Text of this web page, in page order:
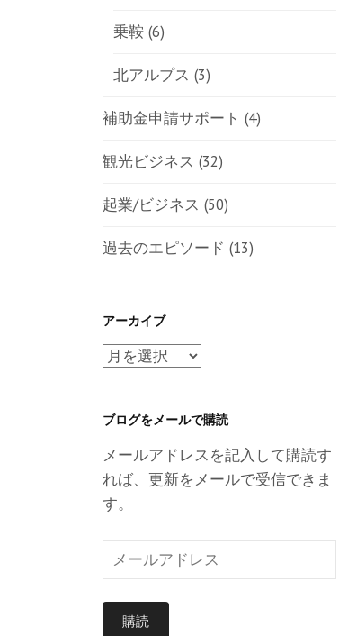
乗鞍 (6)
北アルプス (3)
補助金申請サポート (4)
観光ビジネス (32)
起業/ビジネス (50)
過去のエピソード (13)
アーカイブ
ア
イ
ブ
ブログをメールで購読
メールアドレスを記入して購読す
れば、更新をメールで受信できま
す。
ー
ル
購読